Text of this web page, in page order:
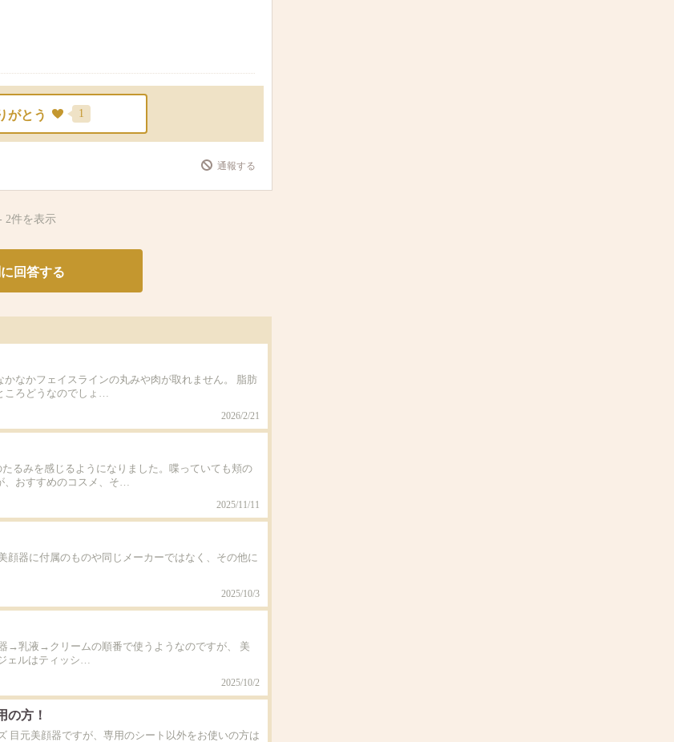
がとう 1
通報する
2件を表示
回答する
なかフェイスラインの丸みや肉が取れません。 脂肪
ころどうなのでしょ…
2026/2/21
るみを感じるようになりました。喋っていても頬の
、おすすめのコスメ、そ…
2025/11/11
顔器に付属のものや同じメーカーではなく、その他に
2025/10/3
→乳液→クリームの順番で使うようなのですが、 美
ェルはティッシ…
2025/10/2
の方！
目元美顔器ですが、専用のシート以外をお使いの方は